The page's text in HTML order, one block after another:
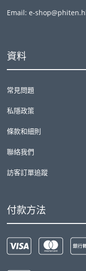
Email: e-
資料
常見問題
私隱政策
條款和細則
聯絡我們
訪客訂單追蹤
付款方法